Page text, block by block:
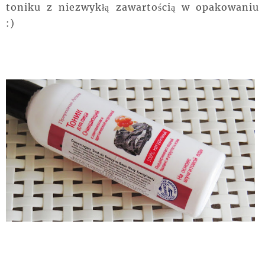
toniku z niezwykłą zawartością w opakowaniu
:)